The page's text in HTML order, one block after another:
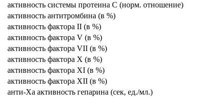
активность системы протеина С (норм. отношение)
активность антитромбина (в %)
активность фактора II (в %)
активность фактора V (в %)
активность фактора VII (в %)
активность фактора X (в %)
активность фактора XI (в %)
активность фактора XII (в %)
анти-Ха активность гепарина (сек, ед./мл.)